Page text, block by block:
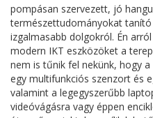
pompásan szervezett, jó
természettudományokat
izgalmasabb dolgokról. Én
modern IKT eszközöket a
nem is tűnik fel nekünk, hogy
egy multifunkciós szenzort és
valamint a legegyszerűbb
videóvágásra vagy éppen